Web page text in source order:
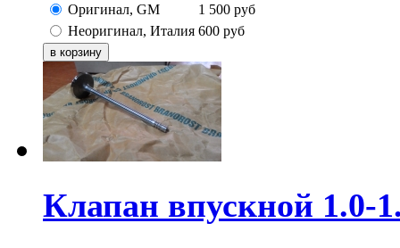
Оригинал, GM 1 500 руб
Неоригинал, Италия 600 руб
Клапан впускной 1.0-